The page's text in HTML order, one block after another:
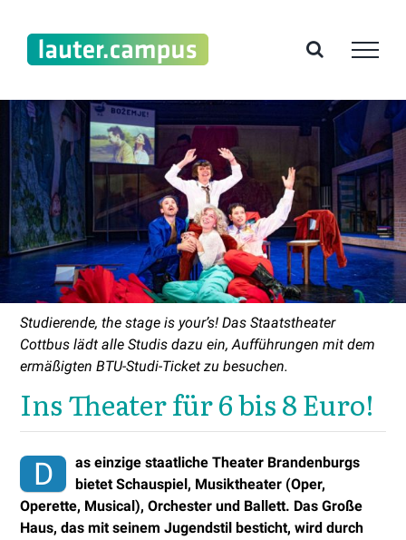
Inhalt
springen
Studierende, the stage is your’s! Das Staatstheater
Cottbus lädt alle Studis dazu ein, Aufführungen mit dem
ermäßigten BTU-Studi-Ticket zu besuchen.
Ins Theater für 6 bis 8 Euro!
D
as einzige staatliche Theater Brandenburgs
bietet Schauspiel, Musiktheater (Oper,
Operette, Musical), Orchester und Ballett. Das Große
Haus, das mit seinem Jugendstil besticht, wird durch